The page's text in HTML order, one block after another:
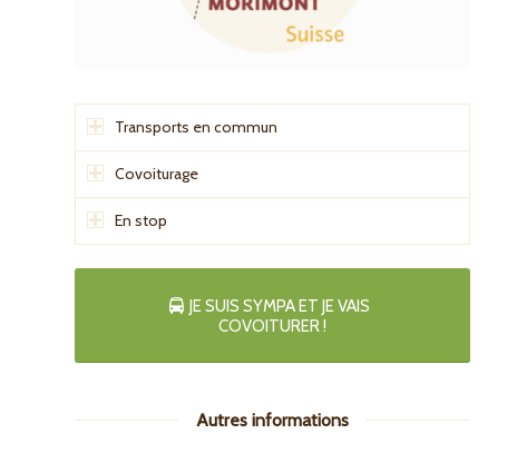
Transports en commun
Covoiturage
En stop
JE SUIS SYMPA ET JE VAIS
COVOITURER !
Autres informations